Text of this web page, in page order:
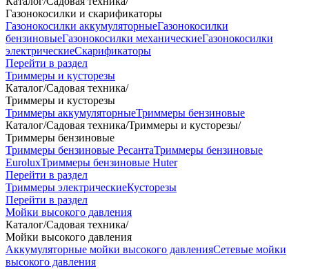
Газонокосилки и скарификаторы
Газонокосилки аккумуляторныеГазонокосилки
бензиновыеГазонокосилки механическиеГазонокосилки
электрическиеСкарификаторы
Перейти в раздел
Триммеры и кусторезы
Каталог/Садовая техника/
Триммеры и кусторезы
Триммеры аккумуляторныеТриммеры бензиновые
Каталог/Садовая техника/Триммеры и кусторезы/
Триммеры бензиновые
Триммеры бензиновые РесантаТриммеры бензиновые
EuroluxТриммеры бензиновые Huter
Перейти в раздел
Триммеры электрическиеКусторезы
Перейти в раздел
Мойки высокого давления
Каталог/Садовая техника/
Мойки высокого давления
Аккумуляторные мойки высокого давленияСетевые мойки
высокого давления